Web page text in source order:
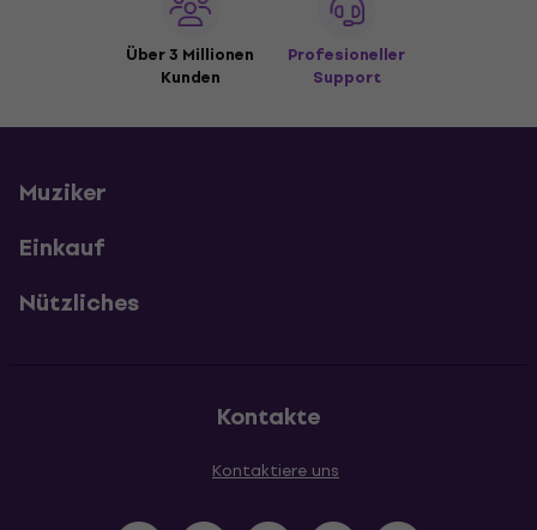
Über 3 Millionen
Kunden
Profesioneller
Support
Muziker
Einkauf
Nützliches
Kontakte
Kontaktiere uns